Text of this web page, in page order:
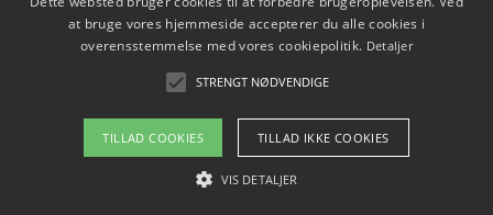
Hvor finder jeg nemme måltidskasser i Vejle
Om / kontakt
Blog Betingelser
at bruge vores hjemmeside accepterer du alle cookies i
overensstemmelse med vores cookiepolitik. Detaljer
STRENGT NØDVENDIGE
TILLAD COOKIES TILLAD IKKE COOKIES
VIS DETALJER